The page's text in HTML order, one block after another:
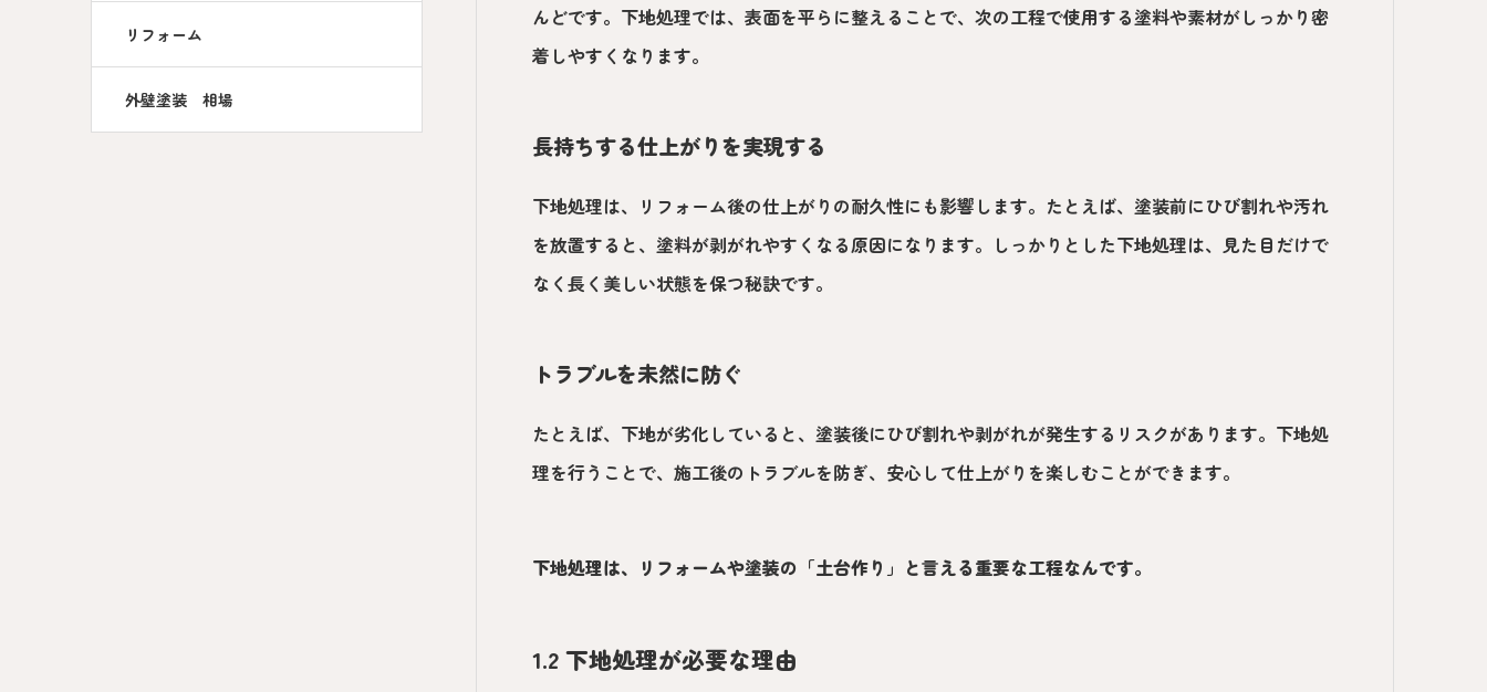
リフォーム
外壁塗装 相場
んどです。下地処理では、表面を平らに整えることで、次の工程で使用する塗料や素材がしっかり密
着しやすくなります。
長持ちする仕上がりを実現する
下地処理は、リフォーム後の仕上がりの耐久性にも影響します。たとえば、塗装前にひび割れや汚れ
を放置すると、塗料が剥がれやすくなる原因になります。しっかりとした下地処理は、見た目だけで
なく長く美しい状態を保つ秘訣です。
トラブルを未然に防ぐ
たとえば、下地が劣化していると、塗装後にひび割れや剥がれが発生するリスクがあります。下地処
理を行うことで、施工後のトラブルを防ぎ、安心して仕上がりを楽しむことができます。
下地処理は、リフォームや塗装の「土台作り」と言える重要な工程なんです。
1.2 下地処理が必要な理由